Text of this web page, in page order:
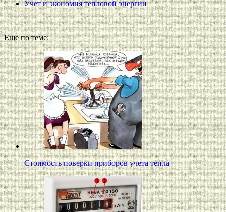
Учет и экономия тепловой энергии
Еще по теме:
Стоимость поверки приборов учета тепла